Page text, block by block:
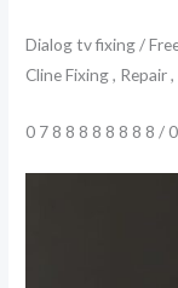
Dialog tv fixing /
Cline Fixing , Repair
0 7 8 8 8 8 8 8 8 8